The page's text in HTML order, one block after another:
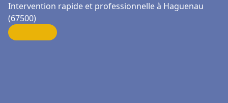
Intervention rapide et professionnelle à Haguenau
(67500)